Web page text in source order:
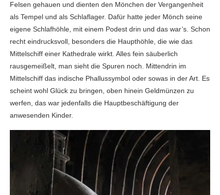
Felsen gehauen und dienten den Mönchen der Vergangenheit
als Tempel und als Schlaflager. Dafür hatte jeder Mönch seine
eigene Schlafhöhle, mit einem Podest drin und das war’s. Schon
recht eindrucksvoll, besonders die Haupthöhle, die wie das
Mittelschiff einer Kathedrale wirkt. Alles fein säuberlich
rausgemeißelt, man sieht die Spuren noch. Mittendrin im
Mittelschiff das indische Phallussymbol oder sowas in der Art. Es
scheint wohl Glück zu bringen, oben hinein Geldmünzen zu
werfen, das war jedenfalls die Hauptbeschäftigung der
anwesenden Kinder.